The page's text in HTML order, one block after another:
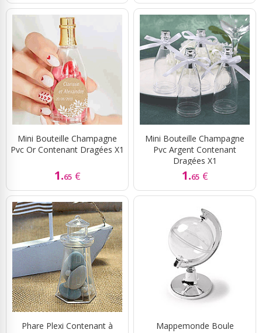
Mini Bouteille Champagne
Pvc Or Contenant Dragées X1
1.65 €
Mini Bouteille Champagne
Pvc Argent Contenant
Dragées X1
1.65 €
Phare Plexi Contenant à
Mappemonde Boule